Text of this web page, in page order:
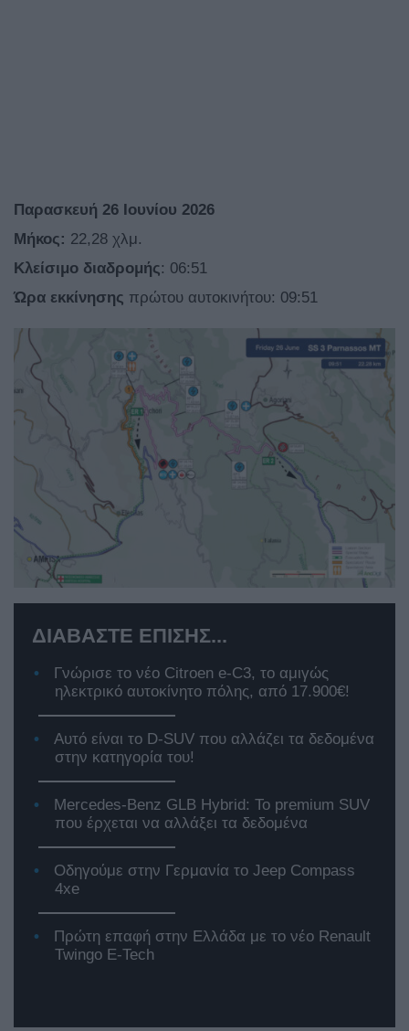
Παρασκευή 26 Ιουνίου 2026
Μήκος: 22,28 χλμ.
Κλείσιμο διαδρομής: 06:51
Ώρα εκκίνησης πρώτου αυτοκινήτου: 09:51
ΔΙΑΒΑΣΤΕ ΕΠΙΣΗΣ...
Γνώρισε το νέο Citroen e-C3, το αμιγώς
ηλεκτρικό αυτοκίνητο πόλης, από 17.900€!
Αυτό είναι το D-SUV που αλλάζει τα δεδομένα
στην κατηγορία του!
Mercedes-Benz GLB Hybrid: Το premium SUV
που έρχεται να αλλάξει τα δεδομένα
Οδηγούμε στην Γερμανία το Jeep Compass
4xe
Πρώτη επαφή στην Ελλάδα με το νέο Renault
Twingo E-Tech